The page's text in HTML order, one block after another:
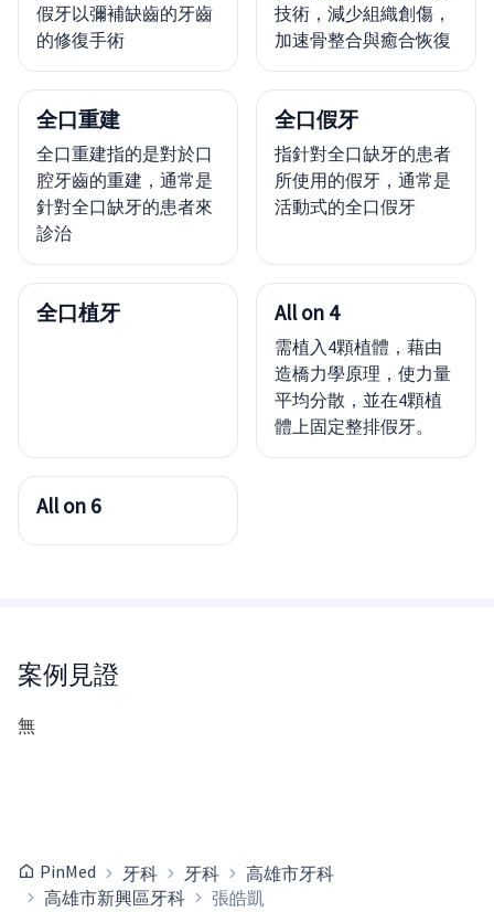
假牙以彌補缺齒的牙齒
的修復手術
技術，減少組織創傷，
加速骨整合與癒合恢復
全口重建
全口重建指的是對於口
腔牙齒的重建，通常是
針對全口缺牙的患者來
診治
全口假牙
指針對全口缺牙的患者
所使用的假牙，通常是
活動式的全口假牙
全口植牙 All on 4
需植入4顆植體，藉由
造橋力學原理，使力量
平均分散，並在4顆植
體上固定整排假牙。
All on 6
案例見證
無
PinMed 牙科 牙科
高雄市牙科
高雄市新興區牙科
張皓凱